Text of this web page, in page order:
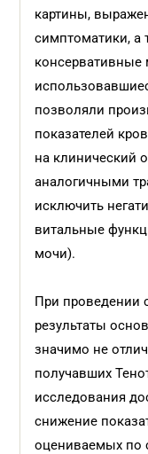
картины,
симптоматики, а
консервативные
позволяли
показателей
на клинический
аналогичными
исключить
витальные
мочи).
При проведении
результаты
значимо не
получавших
исследования
снижение
оцениваемых